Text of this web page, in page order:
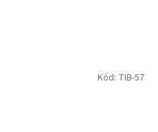
Kód: TIB-57